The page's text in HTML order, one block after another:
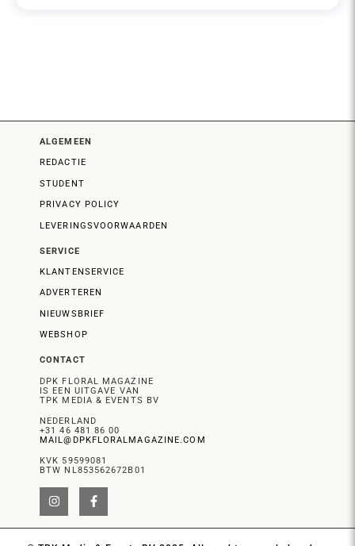
ALGEMEEN
REDACTIE
STUDENT
PRIVACY POLICY
LEVERINGSVOORWAARDEN
SERVICE
KLANTENSERVICE
ADVERTEREN
NIEUWSBRIEF
WEBSHOP
CONTACT
DPK FLORAL MAGAZINE
IS EEN UITGAVE VAN
TPK MEDIA & EVENTS BV
NEDERLAND
+31 46 481 86 00
MAIL@DPKFLORALMAGAZINE.COM
KVK 59599081
BTW NL853562672B01